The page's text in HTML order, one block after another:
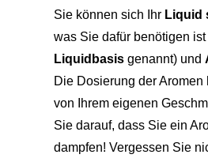
Sie können sich Ihr Liquid
was Sie dafür benötigen
Liquidbasis genannt) und
Die Dosierung der
von Ihrem eigenen
Sie darauf, dass Sie ein
dampfen! Vergessen Sie